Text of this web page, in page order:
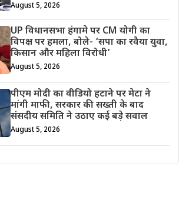
August 5, 2026
UP विधानसभा हंगामे पर CM योगी का
विपक्ष पर हमला, बोले- ‘सपा का रवैया युवा,
किसान और महिला विरोधी’
August 5, 2026
पीएम मोदी का वीडियो हटाने पर मेटा ने
मांगी माफी, सरकार की सख्ती के बाद
संसदीय समिति ने उठाए कई बड़े सवाल
August 5, 2026